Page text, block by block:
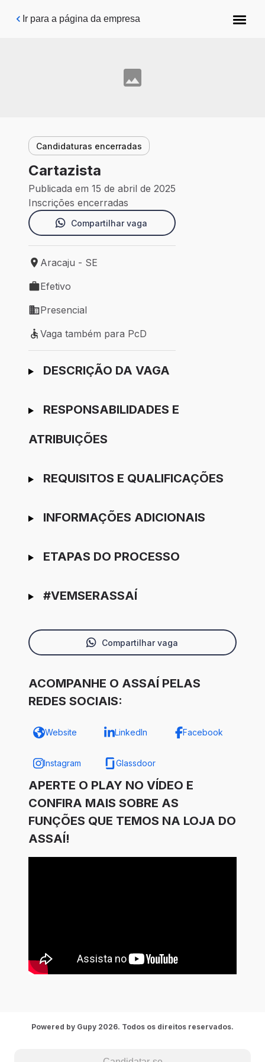
Pular para o conteúdo principal
Ir para a página da empresa
Candidaturas encerradas
Cartazista
Publicada em 15 de abril de 2025
Inscrições encerradas
Compartilhar vaga
Local de trabalho: Aracaju - SE
Aracaju - SE
Tipo de vaga: Efetivo
Efetivo
Modelo de trabalho: Presencial
Presencial
Vaga também para PcD
Vaga também para PcD
Ir para candidatura
DESCRIÇÃO DA VAGA
RESPONSABILIDADES E
ATRIBUIÇÕES
REQUISITOS E QUALIFICAÇÕES
INFORMAÇÕES ADICIONAIS
ETAPAS DO PROCESSO
#VEMSERASSAÍ
Compartilhar vaga
ACOMPANHE O ASSAÍ PELAS
REDES SOCIAIS:
Website LinkedIn Facebook
Instagram Glassdoor
APERTE O PLAY NO VÍDEO E
CONFIRA MAIS SOBRE AS
FUNÇÕES QUE TEMOS NA LOJA DO
ASSAÍ!
Powered by Gupy 2026. Todos os direitos reservados.